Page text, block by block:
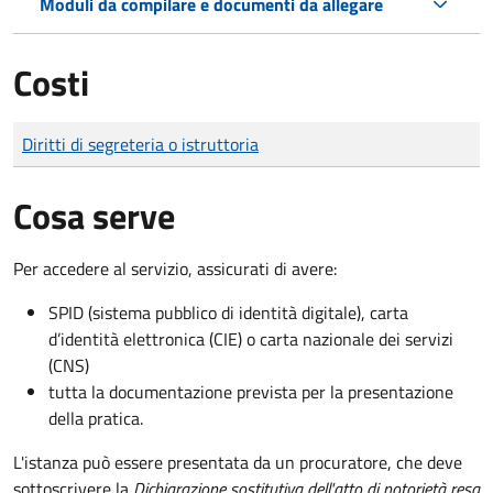
Costi
Tipo di pagamento
Importo
Diritti di segreteria o istruttoria
Cosa serve
Per accedere al servizio, assicurati di avere:
SPID (sistema pubblico di identità digitale), carta
d’identità elettronica (CIE) o carta nazionale dei servizi
(CNS)
tutta la documentazione prevista per la presentazione
della pratica.
L'istanza può essere presentata da un procuratore, che deve